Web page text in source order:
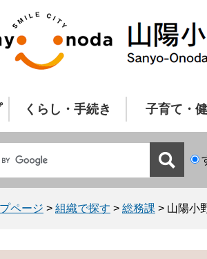
くらし・手続き 子育て・
ページ > 組織で探す > 総務課 > 山陽小